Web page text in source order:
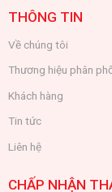
THÔNG TIN
Về chúng tôi
Thương hiệu phân
Khách hàng
Tin tức
Liên hệ
CHẤP NHẬN